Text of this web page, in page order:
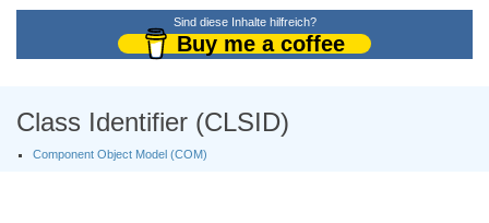
Sind diese Inhalte hilfreich?
Buy me a coffee
Class Identifier (CLSID)
Component Object Model (COM)